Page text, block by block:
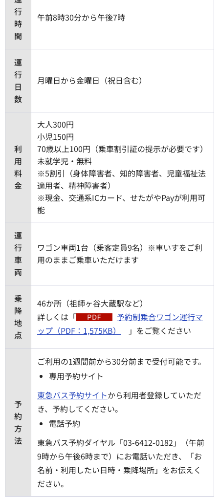
行
時
間
午前8時30分から午後7時
運
行
日
数
月曜日から金曜日（祝日含む）
利
用
料
金
大人300円
小児150円
70歳以上100円（乗車割引証の提示が必要です）
未就学児・無料
※5割引（身体障害者、知的障害者、児童福祉法
適用者、精神障害者）
※現金、交通系ICカード、せたがやPayが利用可
能
運
行
車
両
ワゴン車両1台（乗客定員9名）※車いすをご利
用のままご乗車いただけます
乗
降
地
点
46か所（祖師ヶ谷大蔵駅など）
詳しくは「
予約制乗合ワゴン運行マ
ップ（PDF：1,575KB）
」をご覧ください
予
約
方
法
ご利用の1週間前から30分前まで受付可能です。
専用予約サイト
東急バス予約サイトから利用者登録していただ
き、予約してください。
電話予約
東急バス予約ダイヤル「03-6412-0182」（午前
9時から午後6時まで）にお電話いただき、「お
名前・利用したい日時・乗降場所」をお伝えく
ださい。